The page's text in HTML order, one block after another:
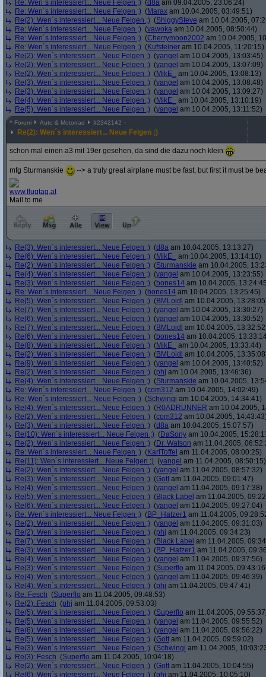
Re: Wen´s interessiert... Neue Felgen ;) (d8a am 09.04.2005, 23:06:24)
Re: Wen´s interessiert... Neue Felgen ;) (Marax am 10.04.2005, 03:49:51)
Re(2): Wen´s interessiert... Neue Felgen ;) (ShiggySteve am 10.04.2005,
Re: Wen´s interessiert... Neue Felgen ;) (vawoka am 10.04.2005, 08:50:44)
Re: Wen´s interessiert... Neue Felgen ;) (Cherrymoon2002 am 10.04.2005,
Re: Wen´s interessiert... Neue Felgen ;) (Kufsteiner am 10.04.2005, 11:20:15)
Re(2): Wen´s interessiert... Neue Felgen ;) (yangel am 10.04.2005, 13:03:45)
Re(2): Wen´s interessiert... Neue Felgen ;) (yangel am 10.04.2005, 13:07:09)
Re(2): Wen´s interessiert... Neue Felgen ;) (MikE_
am 10.04.2005, 13:08:13)
Re(3): Wen´s interessiert... Neue Felgen ;) (yangel am 10.04.2005, 13:08:48)
Re(3): Wen´s interessiert... Neue Felgen ;) (yangel am 10.04.2005, 13:09:27)
Re(4): Wen´s interessiert... Neue Felgen ;) (MikE_
am 10.04.2005, 13:10:19)
Re(5): Wen´s interessiert... Neue Felgen ;) (yangel am 10.04.2005, 13:11:52)
^ Forum Auto & Motorrad #2342142
Re(2): Wen´s interessiert... Neue Felgen ;)
schon mal einen a3 mit 19er gesehen, da sind die dazu noch klein
mfg Sturmanskie --> a truly great airplane must be fast, but first it must be
www.flugtag.at
Mail to me
Re(3): Wen´s interessiert... Neue Felgen ;) (d8a am 10.04.2005, 13:13:27)
Re(6): Wen´s interessiert... Neue Felgen ;) (MikE_
am 10.04.2005, 13:14:10)
Re(2): Wen´s interessiert... Neue Felgen ;) (Sturmanskie am 10.04.2005,
Re(4): Wen´s interessiert... Neue Felgen ;) (yangel am 10.04.2005, 13:23:55)
Re(3): Wen´s interessiert... Neue Felgen ;) (bones14 am 10.04.2005,
Re: Wen´s interessiert... Neue Felgen ;) (bones14 am 10.04.2005, 13:25:45)
Re(5): Wen´s interessiert... Neue Felgen ;) (BMLoidl am 10.04.2005,
Re(7): Wen´s interessiert... Neue Felgen ;) (yangel am 10.04.2005, 13:30:27)
Re(6): Wen´s interessiert... Neue Felgen ;) (yangel am 10.04.2005, 13:30:52)
Re(7): Wen´s interessiert... Neue Felgen ;) (BMLoidl am 10.04.2005,
Re(6): Wen´s interessiert... Neue Felgen ;) (bones14 am 10.04.2005,
Re(8): Wen´s interessiert... Neue Felgen ;) (MikE_
am 10.04.2005, 13:33:44)
Re(2): Wen´s interessiert... Neue Felgen ;) (BMLoidl am 10.04.2005,
Re(9): Wen´s interessiert... Neue Felgen ;) (yangel am 10.04.2005, 13:40:52)
Re(2): Wen´s interessiert... Neue Felgen ;) (phj am 10.04.2005, 13:46:36)
Re(4): Wen´s interessiert... Neue Felgen ;) (Sturmanskie am 10.04.2005,
Re: Wen´s interessiert... Neue Felgen ;) (com312 am 10.04.2005, 14:02:49)
Re: Wen´s interessiert... Neue Felgen ;) (Schwingi am 10.04.2005, 14:34:41)
Re(4): Wen´s interessiert... Neue Felgen ;) (R0ADRUNNER am 10.04.2005,
Re(2): Wen´s interessiert... Neue Felgen ;) (com312 am 10.04.2005,
Re(3): Wen´s interessiert... Neue Felgen ;) (d8a am 10.04.2005, 15:07:57)
Re(10): Wen´s interessiert... Neue Felgen ;) (DaSony am 10.04.2005,
Re(2): Wen´s interessiert... Neue Felgen ;) (Dr. Watson am 11.04.2005,
Re: Wen´s interessiert... Neue Felgen ;) (KarlToffel am 11.04.2005, 08:00:25)
Re(11): Wen´s interessiert... Neue Felgen ;) (yangel am 11.04.2005, 08:50:15)
Re(2): Wen´s interessiert... Neue Felgen ;) (yangel am 11.04.2005, 08:57:32)
Re(3): Wen´s interessiert... Neue Felgen ;) (Gott am 11.04.2005, 09:01:47)
Re(4): Wen´s interessiert... Neue Felgen ;) (yangel am 11.04.2005, 09:17:38)
Re(5): Wen´s interessiert... Neue Felgen ;) (Black Label am 11.04.2005,
Re(6): Wen´s interessiert... Neue Felgen ;) (yangel am 11.04.2005, 09:27:04)
Re: Wen´s interessiert... Neue Felgen ;) (BP_Hatzer1 am 11.04.2005,
Re(2): Wen´s interessiert... Neue Felgen ;) (yangel am 11.04.2005, 09:31:03)
Re(2): Wen´s interessiert... Neue Felgen ;) (phj am 11.04.2005, 09:34:23)
Re(7): Wen´s interessiert... Neue Felgen ;) (Black Label am 11.04.2005,
Re(3): Wen´s interessiert... Neue Felgen ;) (BP_Hatzer1 am 11.04.2005,
Re(4): Wen´s interessiert... Neue Felgen ;) (yangel am 11.04.2005, 09:37:56)
Re(3): Wen´s interessiert... Neue Felgen ;) (Superflo am 11.04.2005,
Re(4): Wen´s interessiert... Neue Felgen ;) (yangel am 11.04.2005, 09:46:39)
Re(4): Wen´s interessiert... Neue Felgen ;) (phj am 11.04.2005, 09:47:41)
Re: Fesch (Superflo am 11.04.2005, 09:48:53)
Re(2): Fesch (phj am 11.04.2005, 09:53:03)
Re(5): Wen´s interessiert... Neue Felgen ;) (Superflo am 11.04.2005,
Re(5): Wen´s interessiert... Neue Felgen ;) (yangel am 11.04.2005, 09:55:52)
Re(6): Wen´s interessiert... Neue Felgen ;) (yangel am 11.04.2005, 09:56:22)
Re(5): Wen´s interessiert... Neue Felgen ;) (Gott am 11.04.2005, 09:59:02)
Re(3): Wen´s interessiert... Neue Felgen ;) (Schwingi am 11.04.2005,
Re(3): Fesch (Superflo am 11.04.2005, 10:04:18)
Re(2): Wen´s interessiert... Neue Felgen ;) (Gott am 11.04.2005, 10:04:55)
Re(6): Wen´s interessiert... Neue Felgen ;) (phj am 11.04.2005, 10:05:10)